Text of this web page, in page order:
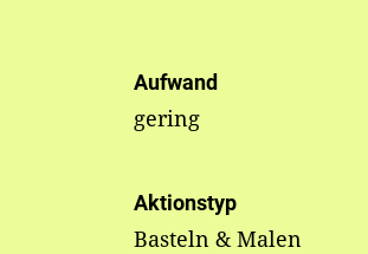
Aufwand
gering
Aktionstyp
Basteln & Malen